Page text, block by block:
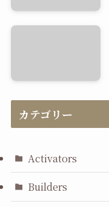
カテゴリー
Activators
Builders